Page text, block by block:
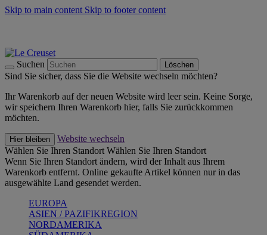
Skip to main content Skip to footer content
Suchen Löschen
Sind Sie sicher, dass Sie die Website wechseln möchten?
Ihr Warenkorb auf der neuen Website wird leer sein. Keine Sorge,
wir speichern Ihren Warenkorb hier, falls Sie zurückkommen
möchten.
Hier bleiben
Website wechseln
Wählen Sie Ihren Standort Wählen Sie Ihren Standort
Wenn Sie Ihren Standort ändern, wird der Inhalt aus Ihrem
Warenkorb entfernt. Online gekaufte Artikel können nur in das
ausgewählte Land gesendet werden.
EUROPA
ASIEN / PAZIFIKREGION
NORDAMERIKA